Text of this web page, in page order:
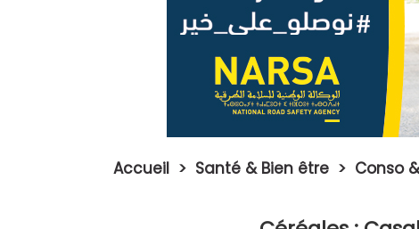
Accueil > Santé & Bien être > Conso